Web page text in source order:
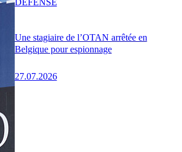
Une stagiaire de l’OTAN arrêtée en
Belgique pour espionnage
27.07.2026